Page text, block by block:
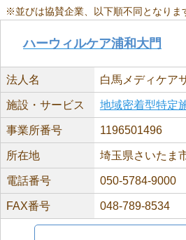
※並びは協賛企業、以下順不同となりま
ハーウィルケア浦和大門
法人名 白馬メディケア
施設・サービス 地域密着型特定
事業所番号 1196501496
所在地 埼玉県さいたま
電話番号 050-5784-9000
FAX番号 048-789-8534